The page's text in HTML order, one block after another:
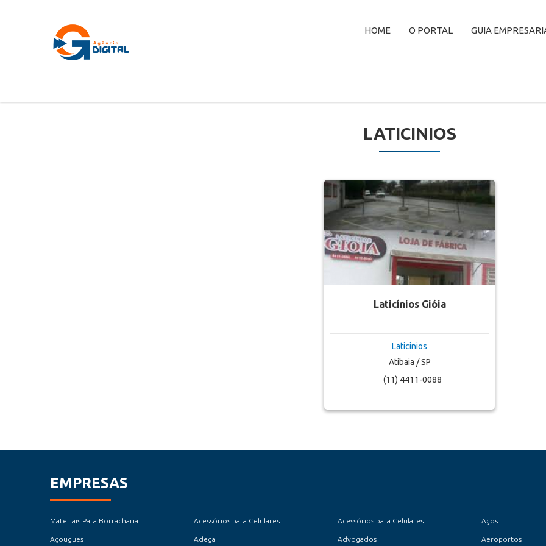
HOME O PORTAL GUIA
LATICINIOS
Laticínios Gióia
Laticinios
Atibaia / SP
(11) 4411-0088
EMPRESAS
Materiais Para Borracharia Acessórios para Celulares Acessórios para Celulares Aços
Açougues Adega Advogados Aeroportos